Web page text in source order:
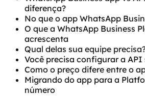
diferença?
No que o app WhatsApp
O que a WhatsApp Business
acrescenta
Qual delas sua equipe
Você precisa configurar a API
Como o preço difere entre o
Migrando do app para a
número